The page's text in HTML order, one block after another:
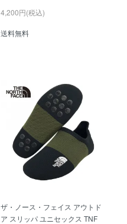
4,200円(税込)
送料無料
ザ・ノース・フェイス アウトド
ア スリッパ ユニセックス TNF